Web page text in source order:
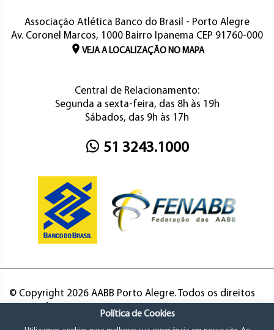
Associação Atlética Banco do Brasil - Porto Alegre
Av. Coronel Marcos, 1000 Bairro Ipanema CEP 91760-000
VEJA A LOCALIZAÇÃO NO MAPA
Central de Relacionamento:
Segunda a sexta-feira, das 8h às 19h
Sábados, das 9h às 17h
51 3243.1000
© Copyright 2026 AABB Porto Alegre. Todos os direitos
Política de Cookies